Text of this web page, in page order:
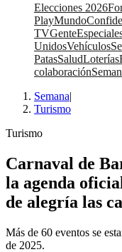
Elecciones 2026
PlayMundo
TVGente
UnidosVehículos
PatasSaludLoterías
colaboración
Semana|
Turismo
Turismo
Carnaval de
la agenda
de alegría las
Más de 60 eventos se
de 2025.